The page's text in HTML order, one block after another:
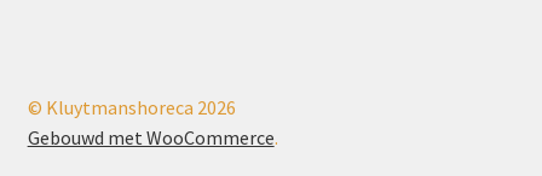
© Kluytmanshoreca 2026
Gebouwd met WooCommerce.